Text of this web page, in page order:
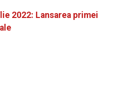
2022: Lansarea primei